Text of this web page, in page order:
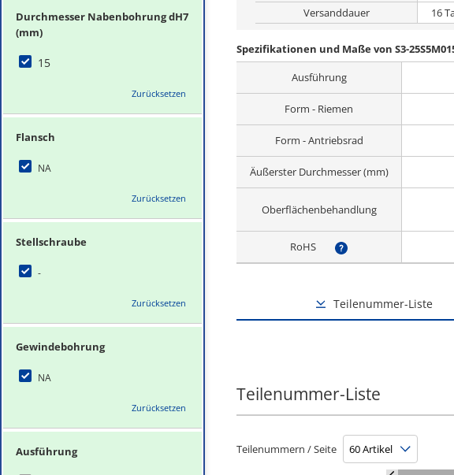
Durchmesser Nabenbohrung dH7
(mm)
15
Zurücksetzen
Flansch
NA
Zurücksetzen
Stellschraube
-
Zurücksetzen
Gewindebohrung
NA
Zurücksetzen
Ausführung
Versanddauer 16
Spezifikationen und Maße von S3-
Ausführung
Form - Riemen
Form - Antriebsrad
Äußerster Durchmesser (mm)
Oberflächenbehandlung
RoHS
Teilenummer-Liste
Teilenummer-Liste
Teilenummern / Seite